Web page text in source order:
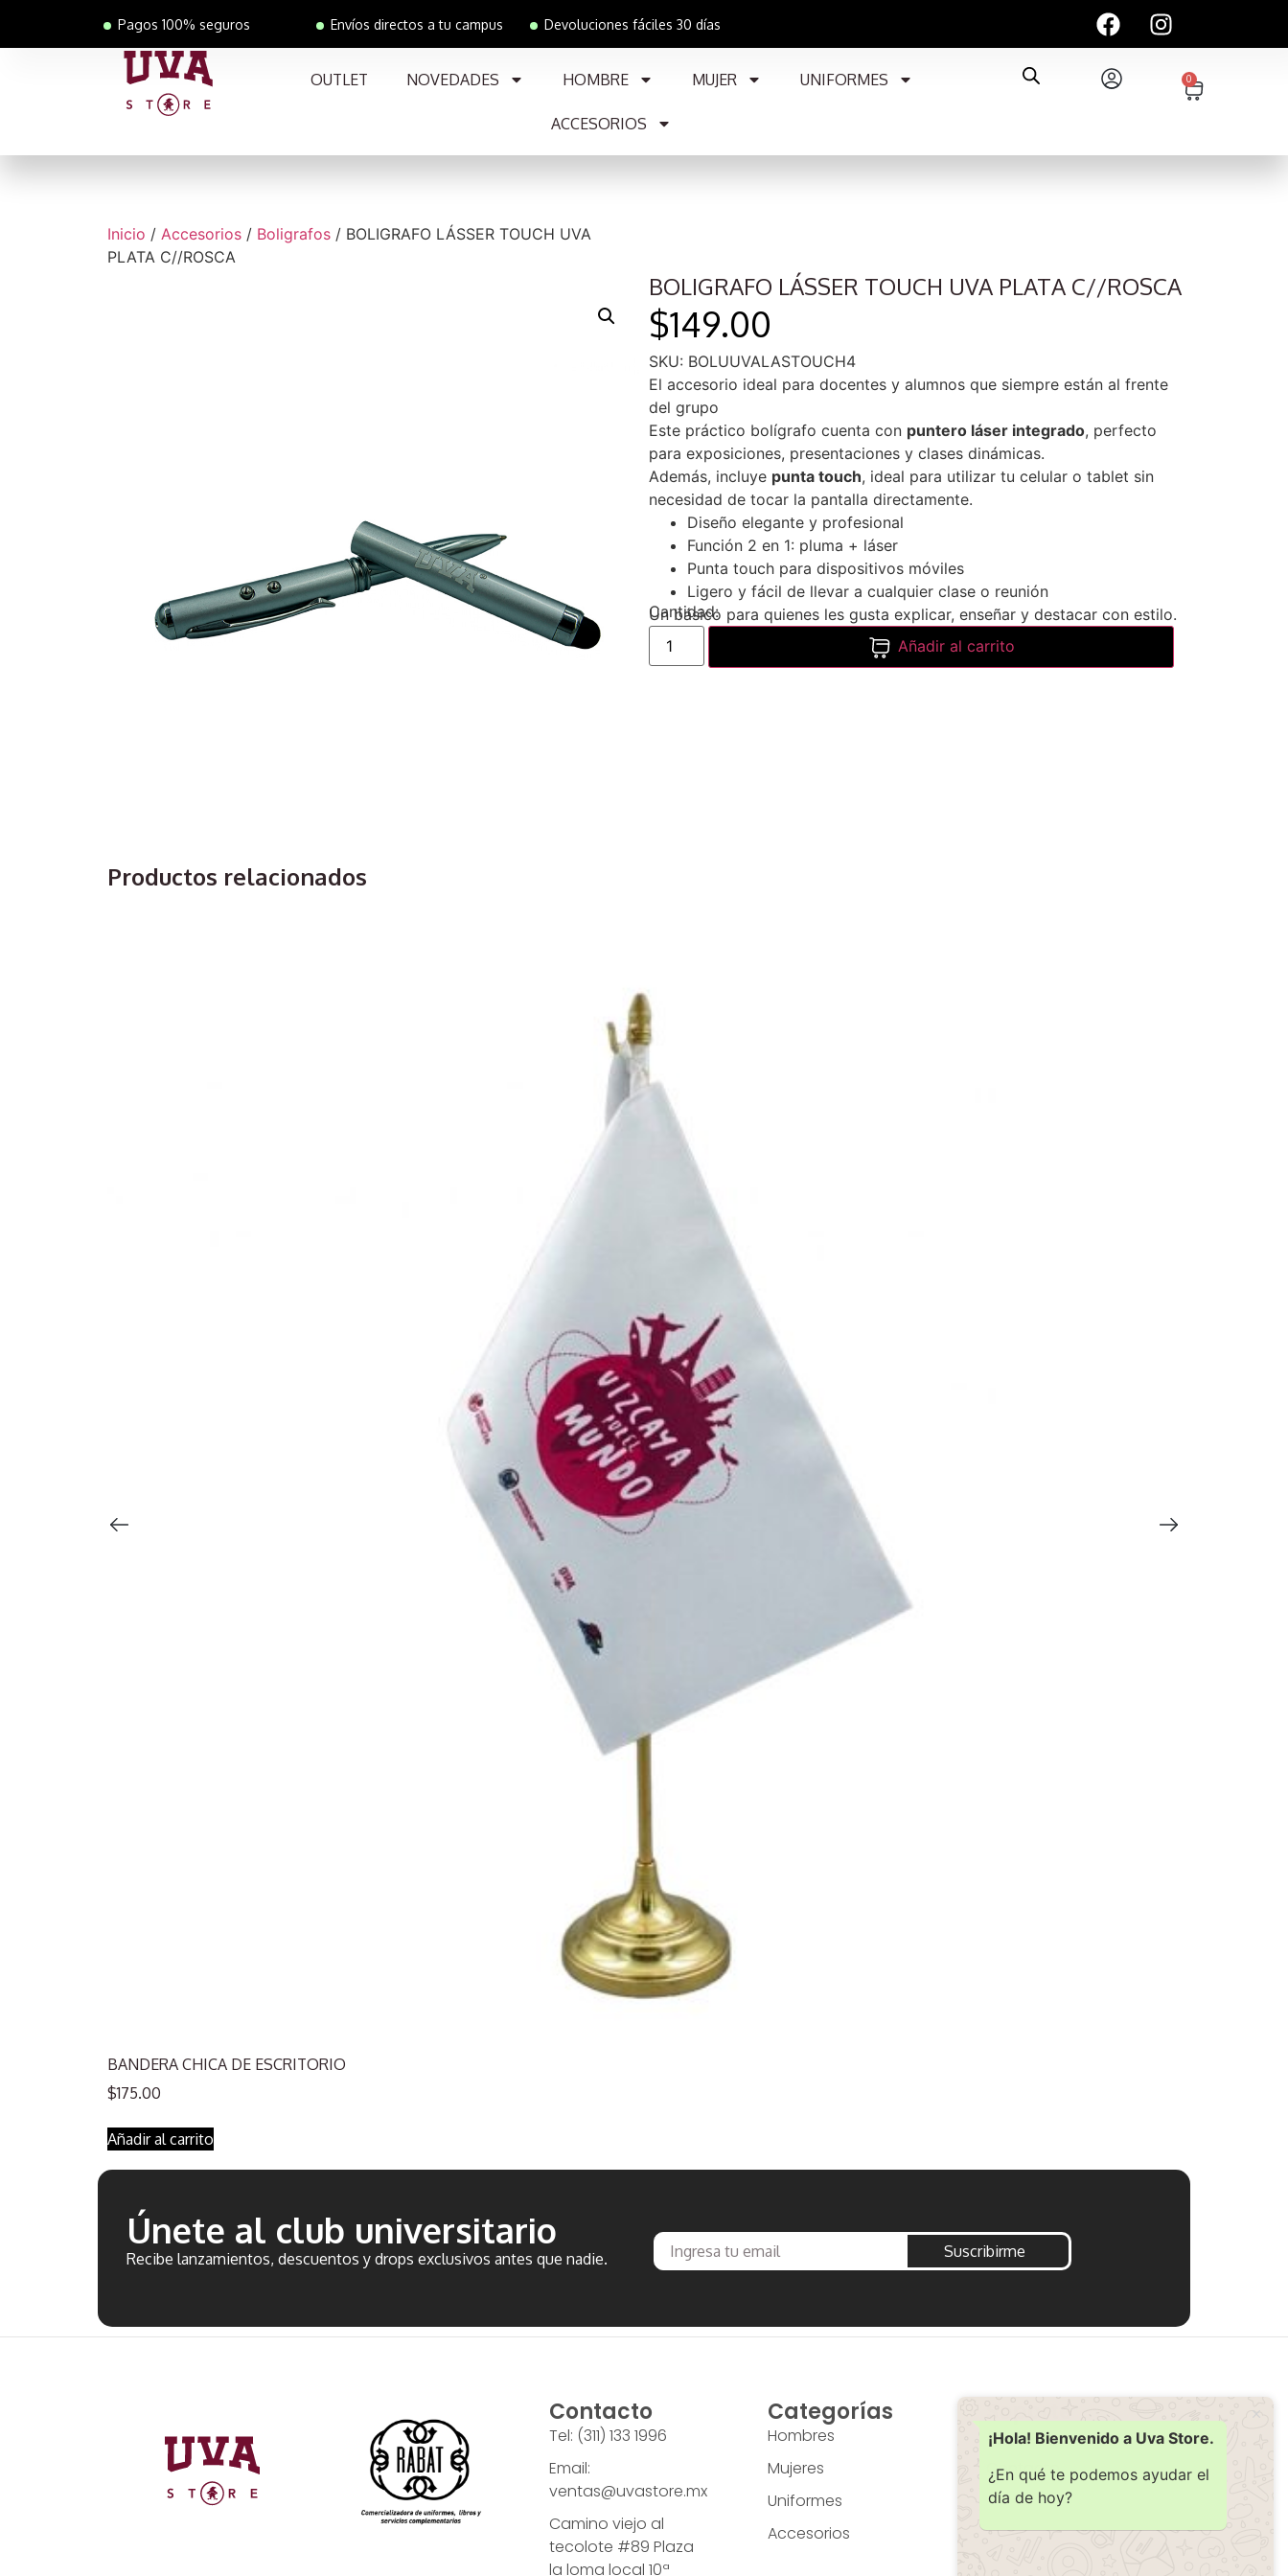
Pagos 100% seguros Envíos directos a tu campus Devoluciones fáciles 30 días
OUTLET NOVEDADES HOMBRE MUJER UNIFORMES
ACCESORIOS
0
Inicio / Accesorios / Boligrafos / BOLIGRAFO LÁSSER TOUCH UVA
PLATA C//ROSCA
BOLIGRAFO LÁSSER TOUCH UVA PLATA C//ROSCA
$149.00
SKU: BOLUUVALASTOUCH4
El accesorio ideal para docentes y alumnos que siempre están al frente
del grupo
Este práctico bolígrafo cuenta con puntero láser integrado, perfecto
para exposiciones, presentaciones y clases dinámicas.
Además, incluye punta touch, ideal para utilizar tu celular o tablet sin
necesidad de tocar la pantalla directamente.
Diseño elegante y profesional
Función 2 en 1: pluma + láser
Punta touch para dispositivos móviles
Ligero y fácil de llevar a cualquier clase o reunión
Un básico para quienes les gusta explicar, enseñar y destacar con estilo.
Añadir al carrito
Productos relacionados
BANDERA CHICA DE ESCRITORIO
$175.00
Añadir al carrito
Únete al club universitario
Recibe lanzamientos, descuentos y drops exclusivos antes que nadie. Suscribirme
Contacto
Tel: (311) 133 1996
Email:
ventas@uvastore.mx
Camino viejo al
tecolote #89 Plaza
la loma local 10ª
Categorías
Hombres
Mujeres
Uniformes
Accesorios
Ayuda
Contacto
¡Hola! Bienvenido a Uva Store.
¿En qué te podemos ayudar el
día de hoy?